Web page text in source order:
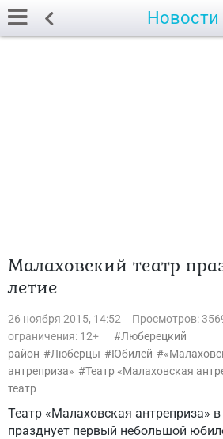
Новости
Малаховский театр
летие
26 ноября 2015, 14:52
Просмотров:
ограничения: 12+
Люберецкий
район
Люберцы Юбилей
антреприза»
Театр «Малаховская
театр
Театр «Малаховская антреприза»
празднует первый небольшой